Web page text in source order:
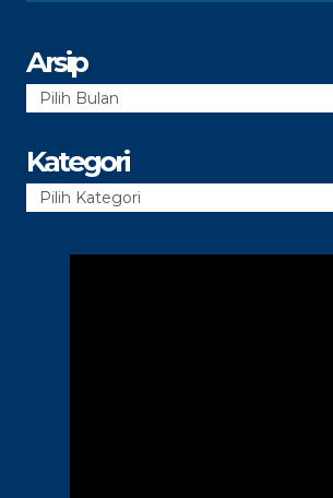
Arsip
Arsip
Kategori
Kategori